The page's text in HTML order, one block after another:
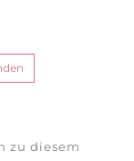
zu diesem